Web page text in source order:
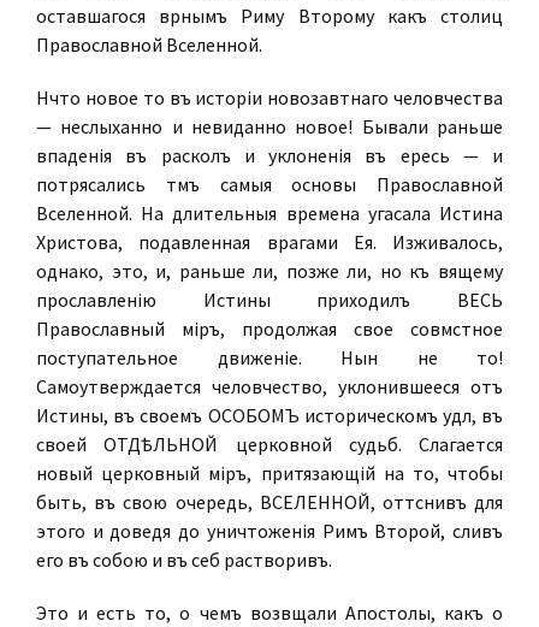
оставшагося вѣрнымъ Риму Второму какъ столицѣ
Православной Вселенной.
Нѣчто новое то въ исторіи новозавѣтнаго человѣчества
— неслыханно и невиданно новое! Бывали раньше
впаденія въ расколъ и уклоненія въ ересь — и
потрясались тѣмъ самыя основы Православной
Вселенной. На длительныя времена угасала Истина
Христова, подавленная врагами Ея. Изживалось,
однако, это, и, раньше ли, позже ли, но къ вящему
прославленію Истины приходилъ ВЕСЬ
Православный міръ, продолжая свое совмѣстное
поступательное движеніе. Нынѣ не то!
Самоутверждается человѣчество, уклонившееся отъ
Истины, въ своемъ ОСОБОМЪ историческомъ удѣлѣ, въ
своей ОТДѢЛЬНОЙ церковной судьбѣ. Слагается
новый церковный міръ, притязающій на то, чтобы
быть, въ свою очередь, ВСЕЛЕННОЙ, оттѣснивъ для
этого и доведя до уничтоженія Римъ Второй, сливъ
его въ собою и въ себѣ растворивъ.
Это и есть то, о чемъ возвѣщали Апостолы, какъ о